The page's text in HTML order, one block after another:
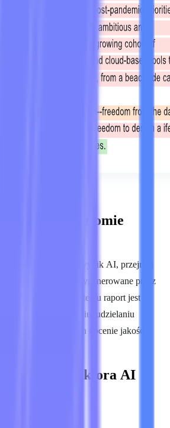
AI na poziomie
wysoki wynik AI, przejrzyj
oznacza jako wygenerowane przez
mieszane. Dzięki temu raport jest
przy przepisywaniu, udzielaniu
redakcyjnych i ocenie jakości
detektora AI